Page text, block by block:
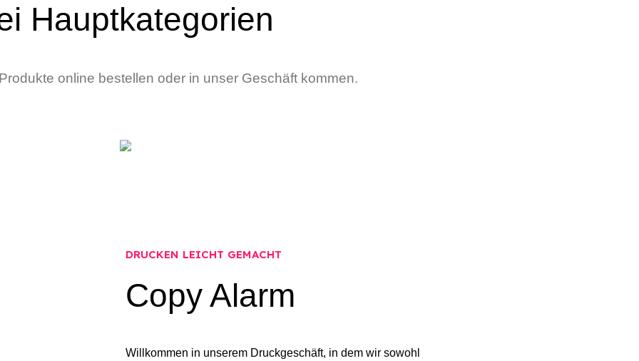
Hauptkategorien
online bestellen oder in unser Geschäft kommen.
DRUCKEN LEICHT GEMACHT
Copy Alarm
Willkommen in unserem Druckgeschäft, in dem wir sowohl